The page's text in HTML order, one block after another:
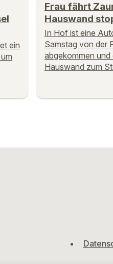
ein
Frau fährt
Hauswand
In Hof ist eine
Samstag von der
abgekommen und
Hauswand zum